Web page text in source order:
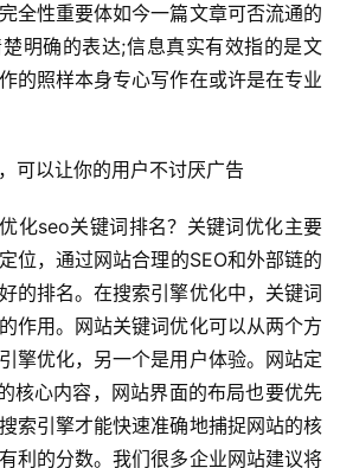
全性重要体如今一篇文章可否流通的
明确的表达;信息真实有效指的是文
的照样本身专心写作在或许是在专业
可以让你的用户不讨厌广告
化seo关键词排名？关键词优化主要
位，通过网站合理的SEO和外部链的
的排名。在搜索引擎优化中，关键词
作用。网站关键词优化可以从两个方
擎优化，另一个是用户体验。网站定
核心内容，网站界面的布局也要优先
索引擎才能快速准确地捕捉网站的核
利的分数。我们很多企业网站建议将